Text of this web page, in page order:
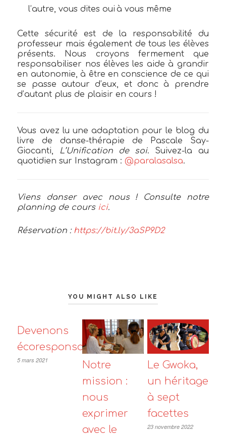
l’autre, vous dites oui à vous même
Cette sécurité est de la responsabilité du
professeur mais également de tous les élèves
présents. Nous croyons fermement que
responsabiliser nos élèves les aide à grandir
en autonomie, à être en conscience de ce qui
se passe autour d’eux, et donc à prendre
d’autant plus de plaisir en cours !
Vous avez lu une adaptation pour le blog du
livre de danse-thérapie de Pascale Say-
Giocanti, L’Unification de soi. Suivez-la au
quotidien sur Instagram :@paralasalsa.
Viens danser avec nous ! Consulte notre
planning de cours ici.
Réservation : https://bit.ly/3aSP9D2
YOU MIGHT ALSO LIKE
Devenons
écoresponsable
5 mars 2021
Notre
mission :
nous
exprimer
avec le
Le Gwoka,
un héritage
à sept
facettes
23 novembre 2022